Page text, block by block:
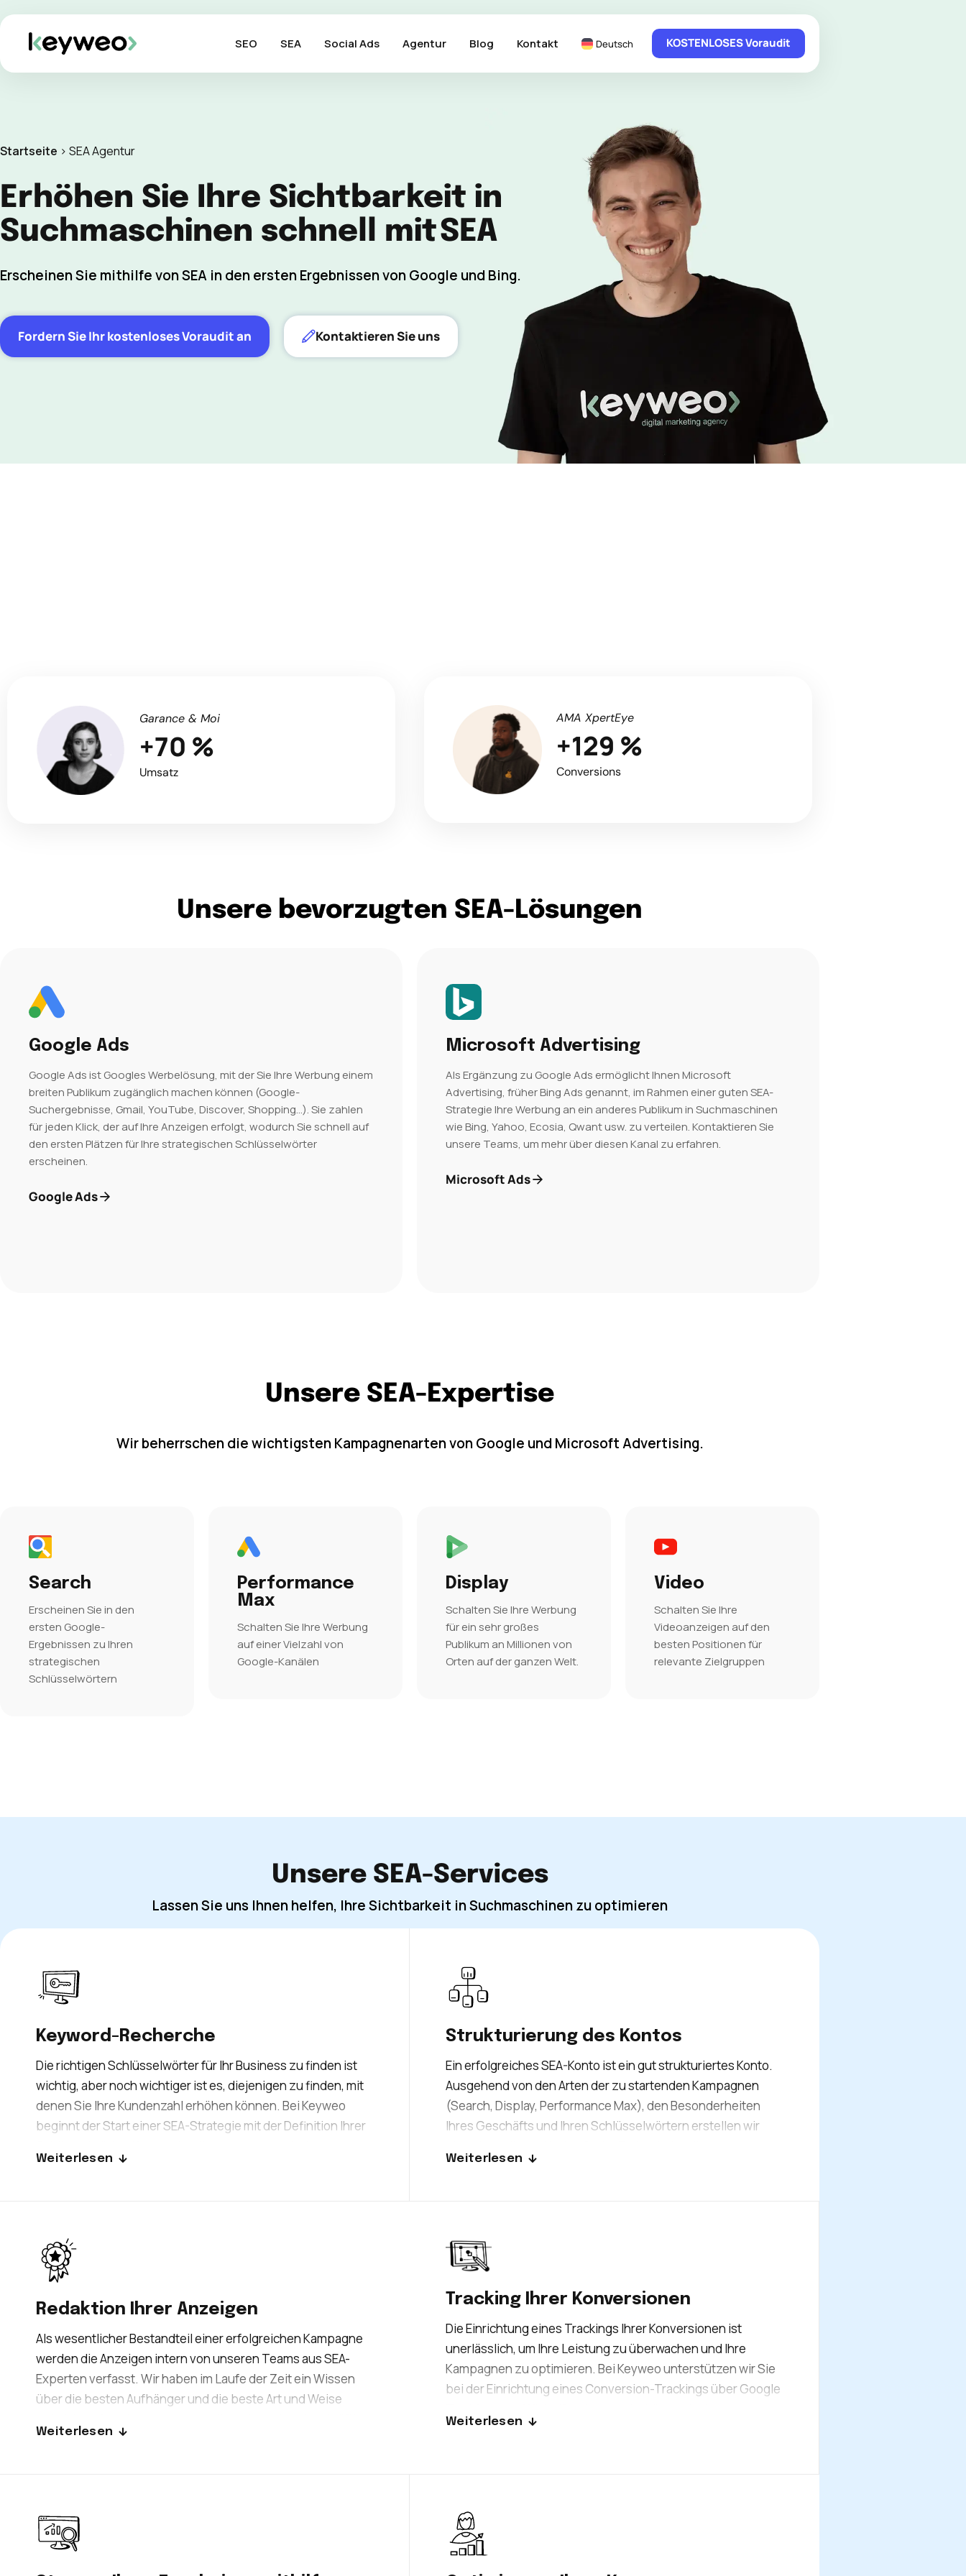
SEO SEA Social Ads Agentur Blog Kontakt Deutsch KOSTENLOSES Voraudit
Startseite > SEA Agentur
Erhöhen Sie Ihre Sichtbarkeit in
Suchmaschinen schnell mitSEA
Erscheinen Sie mithilfe von SEA in den ersten Ergebnissen von Google und Bing.
Fordern Sie Ihr kostenloses Voraudit an Kontaktieren Sie uns
Garance & Moi
+70 %
Umsatz
AMA XpertEye
+129 %
Conversions
Unsere bevorzugten SEA-Lösungen
Google Ads
Google Ads ist Googles Werbelösung, mit der Sie Ihre Werbung einem
breiten Publikum zugänglich machen können (Google-
Suchergebnisse, Gmail, YouTube, Discover, Shopping…). Sie zahlen
für jeden Klick, der auf Ihre Anzeigen erfolgt, wodurch Sie schnell auf
den ersten Plätzen für Ihre strategischen Schlüsselwörter
erscheinen.
Google Ads
Microsoft Advertising
Als Ergänzung zu Google Ads ermöglicht Ihnen Microsoft
Advertising, früher Bing Ads genannt, im Rahmen einer guten SEA-
Strategie Ihre Werbung an ein anderes Publikum in Suchmaschinen
wie Bing, Yahoo, Ecosia, Qwant usw. zu verteilen. Kontaktieren Sie
unsere Teams, um mehr über diesen Kanal zu erfahren.
Microsoft Ads
Unsere SEA-Expertise
Wir beherrschen die wichtigsten Kampagnenarten von Google und Microsoft Advertising.
Search
Erscheinen Sie in den
ersten Google-
Ergebnissen zu Ihren
strategischen
Schlüsselwörtern
Performance
Max
Schalten Sie Ihre Werbung
auf einer Vielzahl von
Google-Kanälen
Display
Schalten Sie Ihre Werbung
für ein sehr großes
Publikum an Millionen von
Orten auf der ganzen Welt.
Video
Schalten Sie Ihre
Videoanzeigen auf den
besten Positionen für
relevante Zielgruppen
Unsere SEA-Services
Lassen Sie uns Ihnen helfen, Ihre Sichtbarkeit in Suchmaschinen zu optimieren
Keyword-Recherche
Die richtigen Schlüsselwörter für Ihr Business zu finden ist
wichtig, aber noch wichtiger ist es, diejenigen zu finden, mit
denen Sie Ihre Kundenzahl erhöhen können. Bei Keyweo
beginnt der Start einer SEA-Strategie mit der Definition Ihrer
Suchvolumen, keines wird vernachlässigt, um den Erfolg
Weiterlesen
Strukturierung des Kontos
Ein erfolgreiches SEA-Konto ist ein gut strukturiertes Konto.
Ausgehend von den Arten der zu startenden Kampagnen
(Search, Display, Performance Max), den Besonderheiten
Ihres Geschäfts und Ihren Schlüsselwörtern erstellen wir
Kontostruktur.
Weiterlesen
Redaktion Ihrer Anzeigen
Als wesentlicher Bestandteil einer erfolgreichen Kampagne
werden die Anzeigen intern von unseren Teams aus SEA-
Experten verfasst. Wir haben im Laufe der Zeit ein Wissen
über die besten Aufhänger und die beste Art und Weise
sind und vor allem geeignete Besucher auf Ihre Website
Weiterlesen
Tracking Ihrer Konversionen
Die Einrichtung eines Trackings Ihrer Konversionen ist
unerlässlich, um Ihre Leistung zu überwachen und Ihre
Kampagnen zu optimieren. Bei Keyweo unterstützen wir Sie
bei der Einrichtung eines Conversion-Trackings über Google
Konversionen zu verfolgen: Verkäufe, Formulare…, aber auch
Weiterlesen